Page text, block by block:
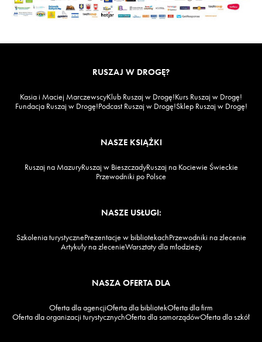
RUSZAJ W DROGĘ?
Kasia i Maciej MarczewscyKlub Ruszaj w Drogę!Kurs Ruszaj w Drogę!
Fundacja Ruszaj w Drogę!Podcast Ruszaj w Drogę!Sklep Ruszaj w Drogę!
NASZE KSIĄŻKI
Ruszaj na MazuryRuszaj w BieszczadyRuszaj na Kociewie Świeckie
Przewodniki po Polsce
NASZE USŁUGI:
Szkolenia turystycznePrezentacje w bibliotekachPrzewodniki na zlecenie
Artykuły na zlecenieWarsztaty dla młodzieży
NASZA OFERTA DLA
Oferta dla agencjiOferta dla bibliotekOferta dla firm
Oferta dla organizacji turystycznychOferta dla samorządówOferta dla szkół